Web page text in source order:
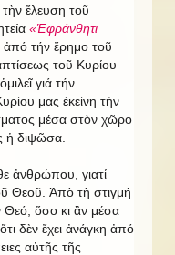
ἔλευση τοῦ
«Ἐφράνθητι
ἀπό τήν ἔρημο τοῦ
τοῦ Κυρίου
γιά τήν
μας ἐκείνη τὴν
μέσα στὸν χῶρο
ἡ διψῶσα.
ἀνθρώπου, γιατί
Θεοῦ. Ἀπὸ τὴ στιγμή
Θεό, ὅσο κι ἂν μέσα
δὲν ἔχει ἀνάγκη ἀπό
αὐτῆς τῆς